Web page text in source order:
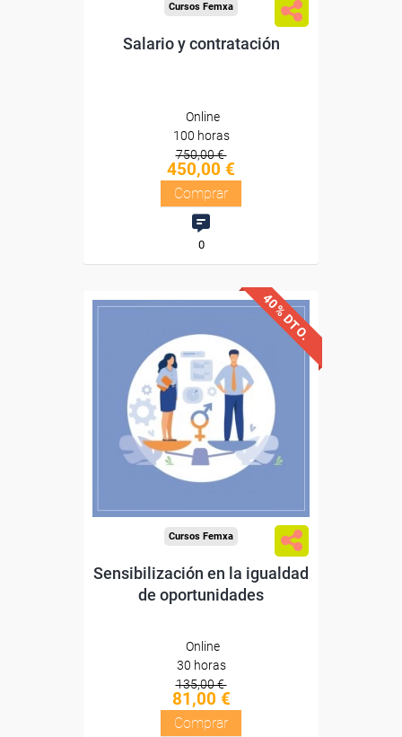
Cursos Femxa
Salario y contratación
Online
100 horas
750,00 €
450,00 €
Comprar
0
40% DTO.
Descuentos especiales
Sin requisitos de acceso
Diploma
Cursos Femxa
Sensibilización en la igualdad
de oportunidades
Online
30 horas
135,00 €
81,00 €
Comprar